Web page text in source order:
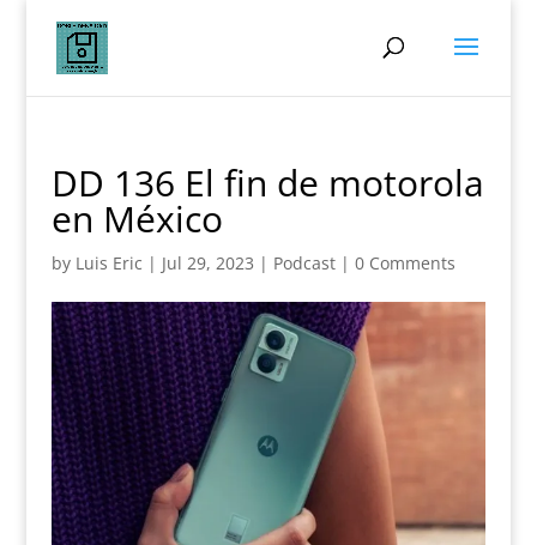
DD 136 El fin de motorola
en México
by Luis Eric | Jul 29, 2023 | Podcast| 0 Comments